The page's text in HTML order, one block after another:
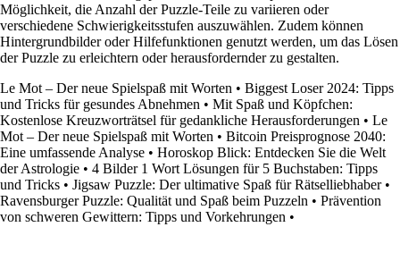
Möglichkeit, die Anzahl der Puzzle-Teile zu variieren oder
verschiedene Schwierigkeitsstufen auszuwählen. Zudem können
Hintergrundbilder oder Hilfefunktionen genutzt werden, um das Lösen
der Puzzle zu erleichtern oder herausfordernder zu gestalten.
Le Mot – Der neue Spielspaß mit Worten • Biggest Loser 2024: Tipps
und Tricks für gesundes Abnehmen • Mit Spaß und Köpfchen:
Kostenlose Kreuzworträtsel für gedankliche Herausforderungen • Le
Mot – Der neue Spielspaß mit Worten • Bitcoin Preisprognose 2040:
Eine umfassende Analyse • Horoskop Blick: Entdecken Sie die Welt
der Astrologie • 4 Bilder 1 Wort Lösungen für 5 Buchstaben: Tipps
und Tricks • Jigsaw Puzzle: Der ultimative Spaß für Rätselliebhaber•
Ravensburger Puzzle: Qualität und Spaß beim Puzzeln • Prävention
von schweren Gewittern: Tipps und Vorkehrungen •